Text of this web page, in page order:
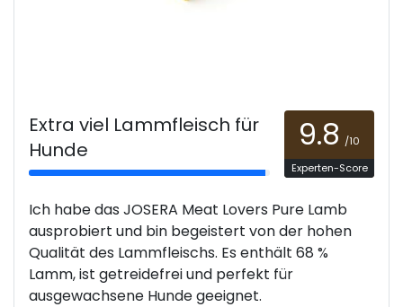
Extra viel Lammfleisch für
Hunde
9.8 /10
Experten-Score
Ich habe das JOSERA Meat Lovers Pure Lamb
ausprobiert und bin begeistert von der hohen
Qualität des Lammfleischs. Es enthält 68 %
Lamm, ist getreidefrei und perfekt für
ausgewachsene Hunde geeignet.